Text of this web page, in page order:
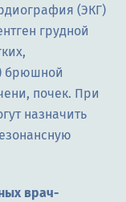
(ЭКГ)
грудной
брюшной
почек. При
назначить
врач-